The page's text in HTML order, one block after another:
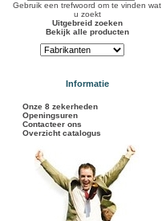
Gebruik een trefwoord om te vinden wat
u zoekt
Uitgebreid zoeken
Bekijk alle producten
Informatie
Onze 8 zekerheden
Openingsuren
Contacteer ons
Overzicht catalogus